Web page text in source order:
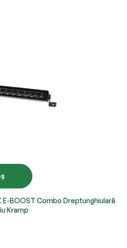
E-BOOST Combo Dreptunghiulară
Kramp